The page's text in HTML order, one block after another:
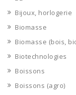
Bijoux, horlogerie
Biomasse
Biomasse (bois,
Biotechnologies
Boissons
Boissons (agro)